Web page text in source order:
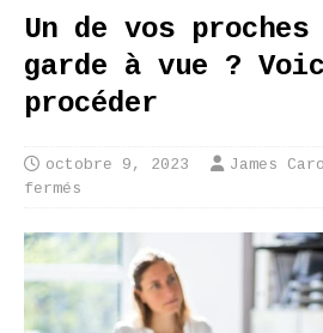
Un de vos
garde à vue ?
procéder
octobre 9, 2023 James
fermés